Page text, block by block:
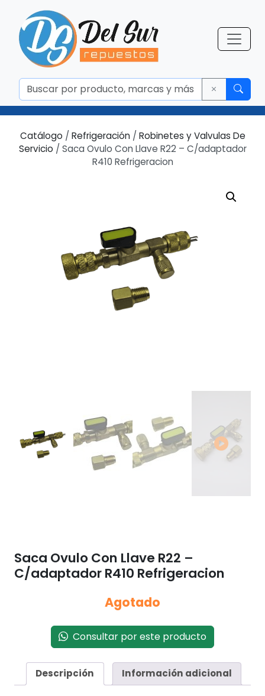
Catálogo / Refrigeración/ Robinetes y Valvulas De
Servicio / Saca Ovulo Con Llave R22 – C/adaptador
R410 Refrigeracion
Saca Ovulo Con Llave R22 –
C/adaptador R410 Refrigeracion
Agotado
Consultar por este producto
Descripción Información adicional